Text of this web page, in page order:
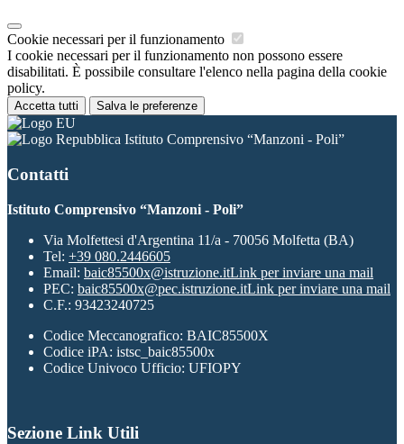
Cookie necessari per il funzionamento
I cookie necessari per il funzionamento non possono essere
disabilitati. È possibile consultare l'elenco nella pagina della cookie
policy.
Accetta tutti Salva le preferenze
Istituto Comprensivo “Manzoni - Poli”
Contatti
Istituto Comprensivo “Manzoni - Poli”
Via Molfettesi d'Argentina 11/a - 70056 Molfetta (BA)
Tel: +39 080.2446605
Email: baic85500x@istruzione.itLink per inviare una mail
PEC: baic85500x@pec.istruzione.itLink per inviare una mail
C.F.: 93423240725
Codice Meccanografico: BAIC85500X
Codice iPA: istsc_baic85500x
Codice Univoco Ufficio: UFIOPY
Sezione Link Utili